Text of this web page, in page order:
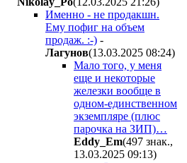
Именно - не продакшн.
Ему пофиг на объем
продаж. :-) -
Лaгyнoв(13.03.2025 08:24)
Мало того, у меня
еще и некоторые
железки вообще в
одном-единственном
экземпляре (плюс
парочка на ЗИП)…
Eddy_Em(497 знак.,
13.03.2025 09:13)